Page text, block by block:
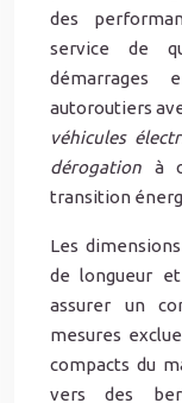
des
service de
démarrages
autoroutiers
véhicules
dérogation à
transition
Les
de longueur
assurer un
mesures
compacts du
vers des